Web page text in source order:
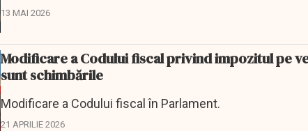
13 MAI 2026
Modificare a Codului fiscal privind impozitul pe
sunt schimbările
Modificare a Codului fiscal în Parlament.
21 APRILIE 2026